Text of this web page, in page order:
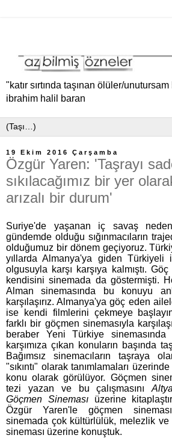
‎"katır sırtında taşınan ölüler/
ibrahim halil baran
19 Ekim 2016 Çarşamba
Özgür Yaren: 'Taşrayı
sıkılacağımız bir yer
arızalı bir durum'
Suriye'de yaşanan iç savaş
gündemde olduğu sığınmacıların
olduğumuz bir dönem geçiyoruz.
yıllarda Almanya'ya giden Türkiyeli
olgusuyla karşı karşıya kalmıştı.
kendisini sinemada da göstermişti.
Alman sinemasında bu konuyu
karşılaşırız. Almanya'ya göç eden
ise kendi filmlerini çekmeye
farklı bir göçmen sinemasıyla
beraber Yeni Türkiye sinemasında
karşımıza çıkan konuların başında
Bağımsız sinemacıların taşraya
"sıkıntı" olarak tanımlamaları
konu olarak görülüyor. Göçmen
tezi yazan ve bu çalışmasını
Göçmen Sinemasıüzerine
Özgür Yaren'le göçmen
sinemada çok kültürlülük, melezlik ve
sineması üzerine konuştuk.